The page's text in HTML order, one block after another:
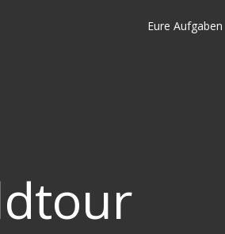
Eure Aufgaben